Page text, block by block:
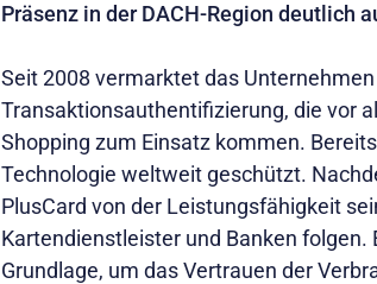
Präsenz in der DACH-Region deutlich
Seit 2008 vermarktet das
Transaktionsauthentifizierung, die vor
Shopping zum Einsatz kommen.
Technologie weltweit geschützt.
PlusCard von der Leistungsfähigkeit
Kartendienstleister und Banken
Grundlage, um das Vertrauen der